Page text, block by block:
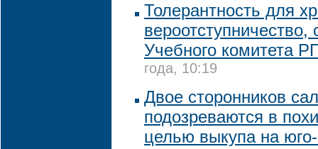
Толерантность для
вероотступничество,
Учебного комитета
года, 10:19
Двое сторонников
подозреваются в
целью выкупа на